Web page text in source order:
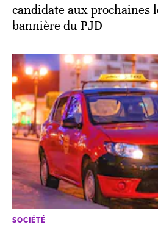
candidate aux prochaines
bannière du PJD
SOCIÉTÉ